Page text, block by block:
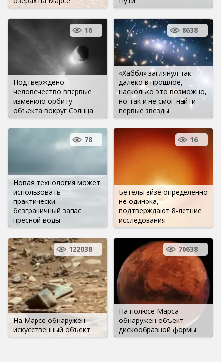
Подтверждено:
человечество впервые
изменило орбиту
объекта вокруг Солнца
16
«Хаббл» заглянул так
далеко в прошлое,
насколько это возможно,
но так и не смог найти
первые звезды
8638
Новая технология может
использовать
практически
безграничный запас
пресной воды
78
Бетельгейзе определенно
не одинока,
подтверждают 8-летние
исследования
16
На Марсе обнаружен
искусственный объект
122038
На полюсе Марса
обнаружен объект
дискообразной формы
70638